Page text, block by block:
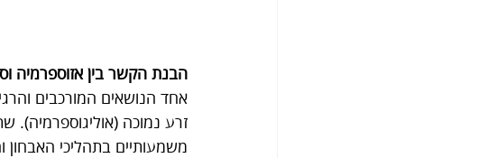
הבנת הקשר בין אזוספרמיה
אחד הנושאים המורכבים
זרע נמוכה (אוליגוספרמיה).
משמעותיים בתהליכי